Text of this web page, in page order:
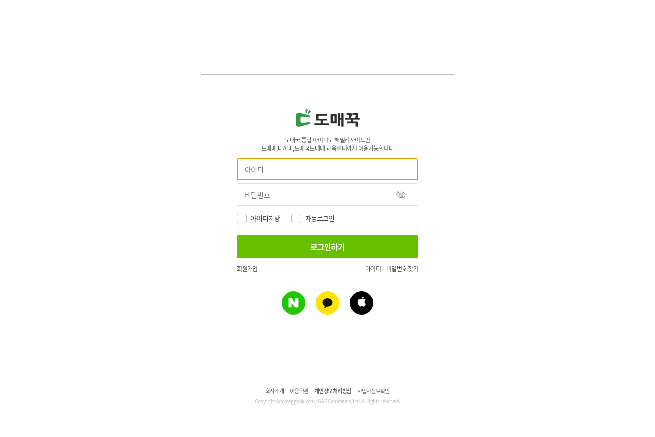
도매꾹 통합 아이디로 패밀리사이트인
도매매,나까마,도매꾹도매매 교육센터까지 이용가능합니다
아이디저장 자동로그인
회원가입 아이디 · 비밀번호 찾기
회사소개 이용약관 개인정보처리방침 사업자정보확인
Copyright©domeggook.com / G&G Commerce, Ltd. All rights reserved.